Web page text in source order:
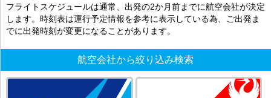
フライトスケジュールは通常、出発の2か月前までに航空会社が決定
します。時刻表は運行予定情報を参考に表示している為、ご出発ま
でに出発時刻が変更になることがあります。
航空会社から絞り込み検索